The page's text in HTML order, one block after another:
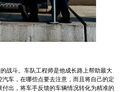
战斗。车队工程师是他成长路上帮助最大
车，在哪些点要去注意，而且将自己的定
出，将车手反馈的车辆情况转化为精准的